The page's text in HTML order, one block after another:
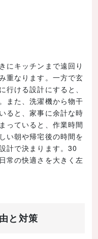
にキッチンまで遠回り
重なります。一方で玄
行ける設計にすると、
また、洗濯機から物干
ると、家事に余計な時
っていると、作業時間
い朝や帰宅後の時間を
計で決まります。30
常の快適さを大きく左
と対策